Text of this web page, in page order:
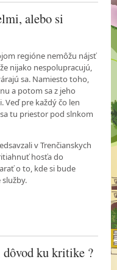
alebo si
regióne nemôžu nájsť
nijako nespolupracujú,
sa. Namiesto toho,
a potom sa z jeho
pre každý čo len
tu priestor pod slnkom
v Trenčianskych
hosťa do
o to, kde si bude
dôvod ku kritike ?